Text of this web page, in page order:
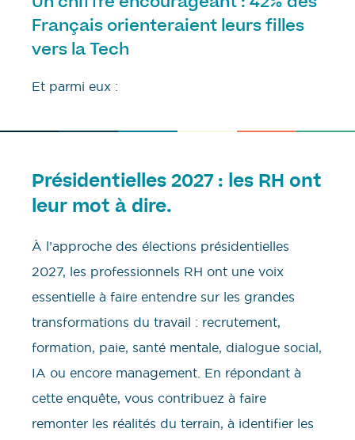
Français orienteraient leurs filles
vers la Tech
Et parmi eux :
Présidentielles 2027 : les RH ont
leur mot à dire.
À l’approche des élections présidentielles
2027, les professionnels RH ont une voix
essentielle à faire entendre sur les grandes
transformations du travail : recrutement,
formation, paie, santé mentale, dialogue social,
IA ou encore management. En répondant à
cette enquête, vous contribuez à faire
remonter les réalités du terrain, à identifier les